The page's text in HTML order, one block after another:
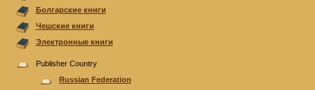
Болгарскиe книги
Чешские книги
Электронные книги
Publisher Country
Russian Federation